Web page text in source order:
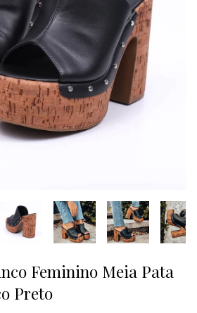
Feminino Meia Pata
Preto